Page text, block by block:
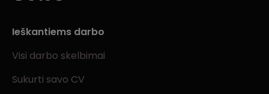
Ieškantiems darbo
Visi darbo skelbimai
Sukurti savo CV